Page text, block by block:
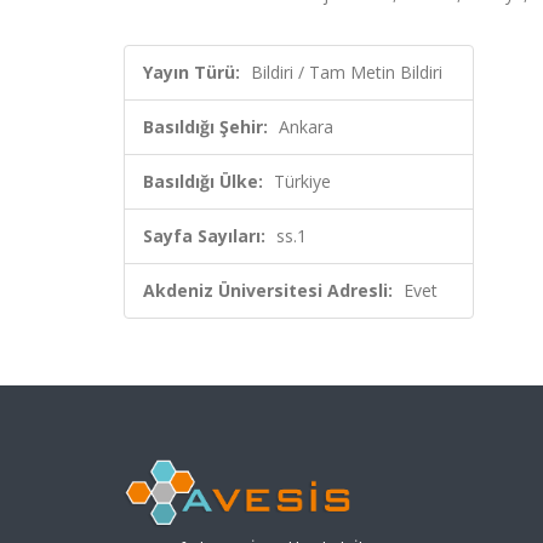
Yayın Türü: Bildiri / Tam Metin Bildiri
Basıldığı Şehir: Ankara
Basıldığı Ülke: Türkiye
Sayfa Sayıları: ss.1
Akdeniz Üniversitesi Adresli: Evet